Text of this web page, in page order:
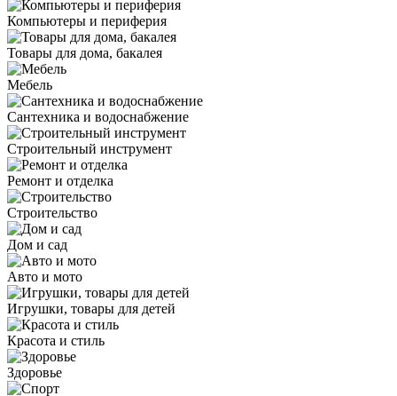
Компьютеры и периферия
Товары для дома, бакалея
Мебель
Сантехника и водоснабжение
Строительный инструмент
Ремонт и отделка
Строительство
Дом и сад
Авто и мото
Игрушки, товары для детей
Красота и стиль
Здоровье